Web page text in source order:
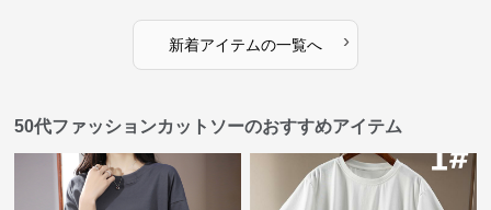
新着アイテムの一覧へ ›
50代ファッションカットソーのおすすめアイテム